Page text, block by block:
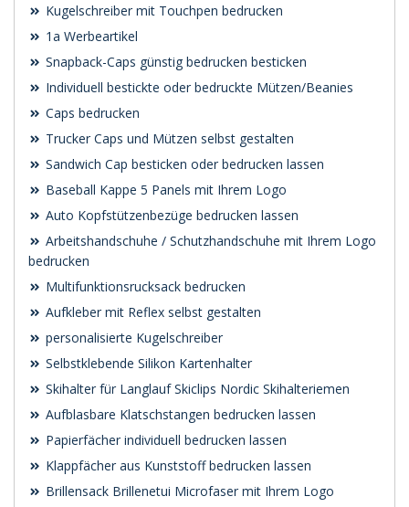
Kugelschreiber mit Touchpen bedrucken
1a Werbeartikel
Snapback-Caps günstig bedrucken besticken
Individuell bestickte oder bedruckte Mützen/Beanies
Caps bedrucken
Trucker Caps und Mützen selbst gestalten
Sandwich Cap besticken oder bedrucken lassen
Baseball Kappe 5 Panels mit Ihrem Logo
Auto Kopfstützenbezüge bedrucken lassen
Arbeitshandschuhe / Schutzhandschuhe mit Ihrem Logo
bedrucken
Multifunktionsrucksack bedrucken
Aufkleber mit Reflex selbst gestalten
personalisierte Kugelschreiber
Selbstklebende Silikon Kartenhalter
Skihalter für Langlauf Skiclips Nordic Skihalteriemen
Aufblasbare Klatschstangen bedrucken lassen
Papierfächer individuell bedrucken lassen
Klappfächer aus Kunststoff bedrucken lassen
Brillensack Brillenetui Microfaser mit Ihrem Logo